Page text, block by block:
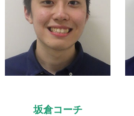
坂倉コーチ